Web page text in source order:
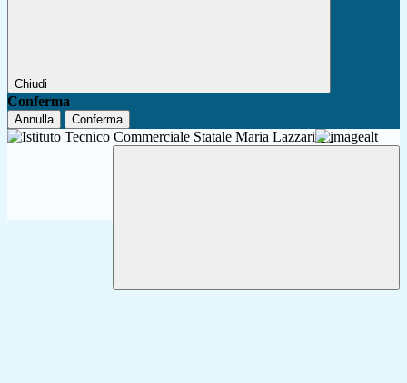
Chiudi
Conferma
Annulla Conferma